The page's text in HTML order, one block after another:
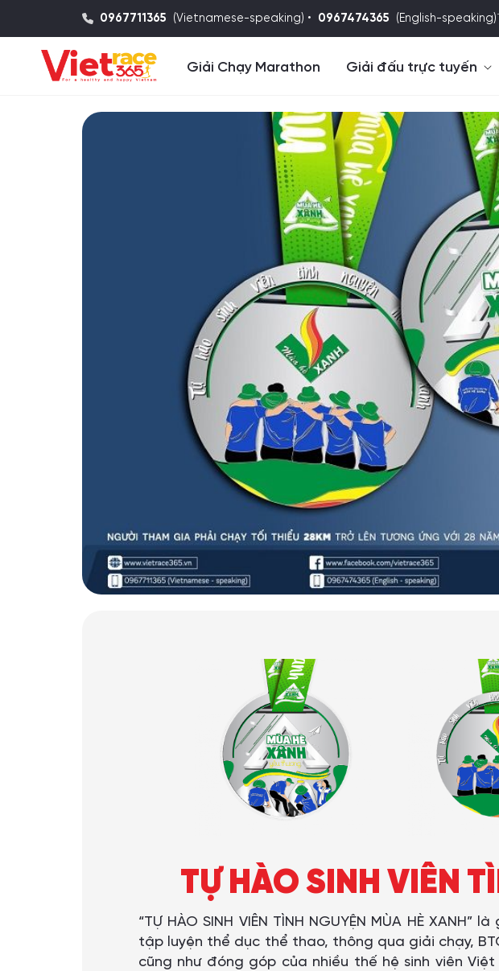
0967711365 (Vietnamese-speaking) • 0967474365 (English-speaking)
Giải Chạy Marathon Giải đấu trực tuyến
TỰ HÀO SINH VIÊN
“TỰ HÀO SINH VIÊN TÌNH NGUYỆN MÙA HÈ
tập luyện thể dục thể thao, thông qua giải chạy,
cũng như đóng góp của nhiều thế hệ sinh viên